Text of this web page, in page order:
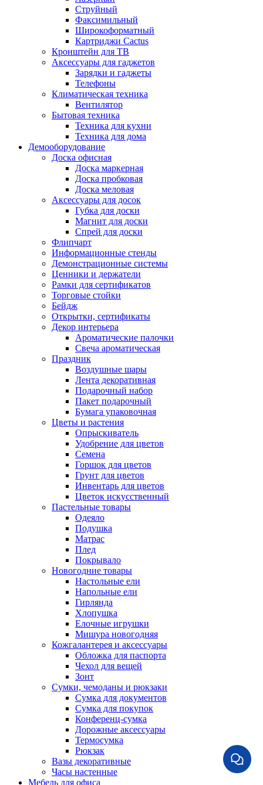
Струйный
Факсимильный
Широкоформатный
Картриджи Cactus
Кронштейн для ТВ
Аксессуары для гаджетов
Зарядки и гаджеты
Телефоны
Климатическая техника
Вентилятор
Бытовая техника
Техника для кухни
Техника для дома
Демооборудование
Доска офисная
Доска маркерная
Доска пробковая
Доска меловая
Аксессуары для досок
Губка для доски
Магнит для доски
Спрей для доски
Флипчарт
Информационные стенды
Демонстрационные системы
Ценники и держатели
Рамки для сертификатов
Торговые стойки
Бейдж
Открытки, сертификаты
Декор интерьера
Ароматические палочки
Свеча ароматическая
Праздник
Воздушные шары
Лента декоративная
Подарочный набор
Пакет подарочный
Бумага упаковочная
Цветы и растения
Опрыскиватель
Удобрение для цветов
Семена
Горшок для цветов
Грунт для цветов
Инвентарь для цветов
Цветок искусственный
Пастельные товары
Одеяло
Подушка
Матрас
Плед
Покрывало
Новогодние товары
Настольные ели
Напольные ели
Гирлянда
Хлопушка
Елочные игрушки
Мишура новогодняя
Кожгалантерея и аксессуары
Обложка для паспорта
Чехол для вещей
Зонт
Сумки, чемоданы и рюкзаки
Сумка для документов
Сумка для покупок
Конференц-сумка
Дорожные аксессуары
Термосумка
Рюкзак
Вазы декоративные
Часы настенные
Мебель для офиса